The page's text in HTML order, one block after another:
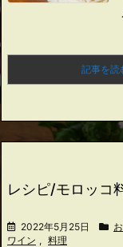
記事を読
レシピ/モロッコ
2022年5月25日
ワイン , 料理